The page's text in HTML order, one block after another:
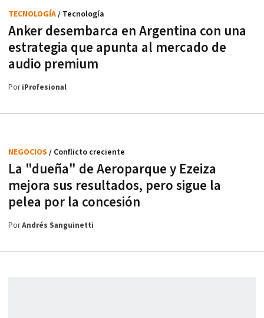
Anker desembarca en Argentina con una
estrategia que apunta al mercado de
audio premium
TECNOLOGÍA/ Tecnología
PoriProfesional
La "dueña" de Aeroparque y Ezeiza
mejora sus resultados, pero sigue la
pelea por la concesión
NEGOCIOS / Conflicto creciente
PorAndrés Sanguinetti